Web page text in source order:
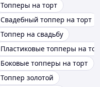
Топперы на торт
Свадебный топпер на торт
Топпер на свадьбу
Пластиковые топперы на
Боковые топперы на торт
Топпер золотой